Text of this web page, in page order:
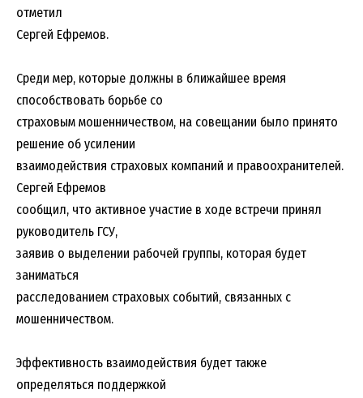
отметил
Сергей Ефремов.
Среди мер, которые должны в ближайшее время
способствовать борьбе со
страховым мошенничеством, на совещании было принято
решение об усилении
взаимодействия страховых компаний и правоохранителей.
Сергей Ефремов
сообщил, что активное участие в ходе встречи принял
руководитель ГСУ,
заявив о выделении рабочей группы, которая будет
заниматься
расследованием страховых событий, связанных с
мошенничеством.
Эффективность взаимодействия будет также
определяться поддержкой